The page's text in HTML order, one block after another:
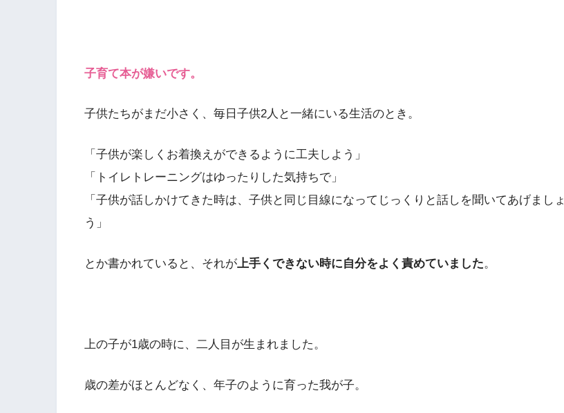
子育て本が嫌いです。
子供たちがまだ小さく、毎日子供2人と一緒にいる生活のとき。
「子供が楽しくお着換えができるように工夫しよう」
「トイレトレーニングはゆったりした気持ちで」
「子供が話しかけてきた時は、子供と同じ目線になってじっくりと話しを聞いてあげましょ
う」
とか書かれていると、それが上手くできない時に自分をよく責めていました。
上の子が1歳の時に、二人目が生まれました。
歳の差がほとんどなく、年子のように育った我が子。